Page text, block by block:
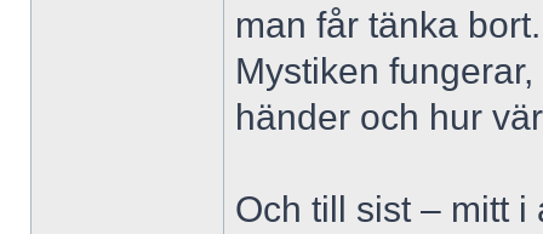
man får tänka
Mystiken
händer och hur
Och till sist – mitt